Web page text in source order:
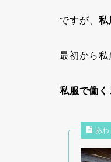
ですが、私
最初から
私服で働
あ